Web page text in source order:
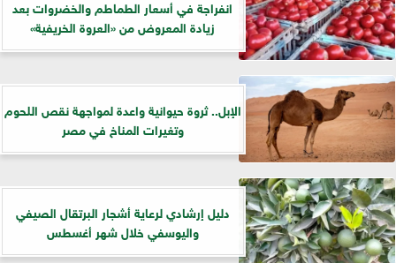
انفراجة في أسعار الطماطم والخضروات بعد
زيادة المعروض من «العروة الخريفية»
الإبل.. ثروة حيوانية واعدة لمواجهة نقص اللحوم
وتغيرات المناخ في مصر
دليل إرشادي لرعاية أشجار البرتقال الصيفي
واليوسفي خلال شهر أغسطس